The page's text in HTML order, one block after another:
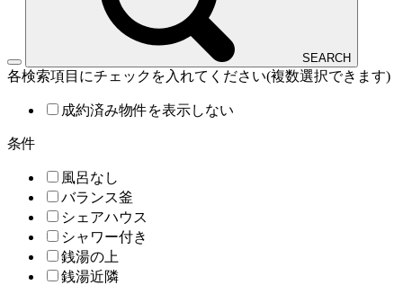
SEARCH
各検索項目にチェックを入れてください(複数選択できます)
成約済み物件を表示しない
条件
風呂なし
バランス釜
シェアハウス
シャワー付き
銭湯の上
銭湯近隣